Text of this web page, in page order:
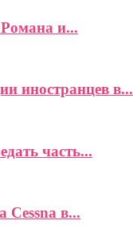
и...
иностранцев в...
часть...
Cessna в...